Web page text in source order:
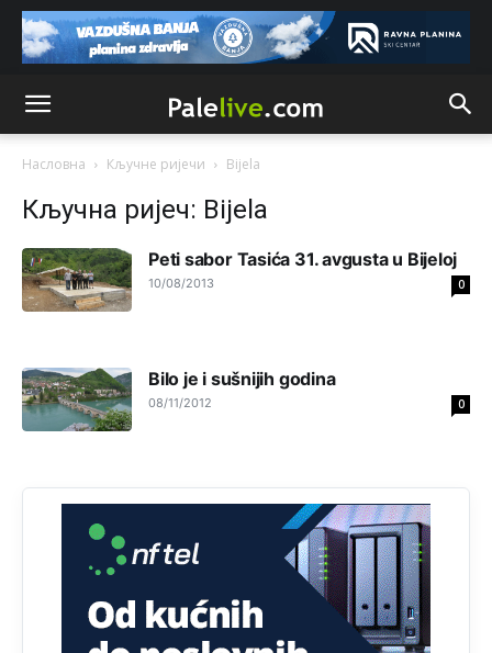
Насловна Кључне ријечи Bijela
Кључна ријеч: Bijela
Peti sabor Tasića 31. avgusta u Bijeloj
10/08/2013 0
Bilo je i sušnijih godina
08/11/2012 0
накотило се
Техеран и нинџе по Палама
Анонимно2806721 јуче
11:21
Kosovo je država a manji BH entitet pokrajina.Što se tiče
arapa po Palama i Jahorini,ostavljaju vam pare a vi se
dolaze? Kurko
Анонимно2807791
Анонимно2807895 јуче 12:16
Dobro zboris 791,ovaj721 dok nije bilo interneta,samo
Анонимно2807895 јуче 12:18
Drzi pod kontrolom tri stvari jezik,karakter i
ponasanje...Uzivotu brani tri stvari:cast,prijatelja i
slabije.Iz zivota iskljuci tri stvari uvredu,neznanje i
dok si ziv gaji tri stvari dobrotu,pamet i
prijateljstvo!!